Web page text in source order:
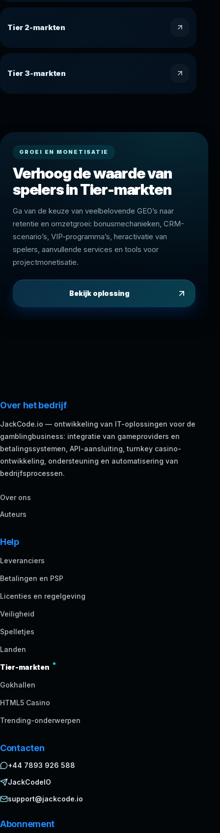
Tier 2-markten
Tier 3-markten
GROEI EN MONETISATIE
Verhoog de waarde van
spelers in Tier-markten
Ga van de keuze van veelbelovende GEO’s naar
retentie en omzetgroei: bonusmechanieken, CRM-
scenario’s, VIP-programma’s, heractivatie van
spelers, aanvullende services en tools voor
projectmonetisatie.
Bekijk oplossing
Over het bedrijf
JackCode.io — ontwikkeling van IT-oplossingen voor de
gamblingbusiness: integratie van gameproviders en
betalingssystemen, API-aansluiting, turnkey casino-
ontwikkeling, ondersteuning en automatisering van
bedrijfsprocessen.
Over ons
Auteurs
Help
Leveranciers
Betalingen en PSP
Licenties en regelgeving
Veiligheid
Spelletjes
Landen
Tier-markten
Gokhallen
HTML5 Casino
Trending-onderwerpen
Contacten
+44 7893 926 588
JackCodeIO
support@jackcode.io
Abonnement